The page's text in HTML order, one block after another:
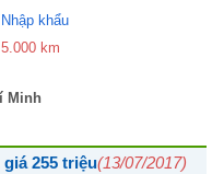
Nhập khẩu
5.000 km
Minh
255 triệu(13/07/2017)